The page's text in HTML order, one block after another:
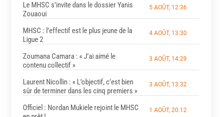
Le MHSC s’invite dans le dossier Yanis
Zouaoui
5 AOÛT, 12:36
MHSC : l’effectif est le plus jeune de la
Ligue 2
4 AOÛT, 13:30
Zoumana Camara : « J’ai aimé le
contenu collectif »
3 AOÛT, 14:29
Laurent Nicollin : « L’objectif, c’est bien
sûr de terminer dans les cinq premiers »
3 AOÛT, 13:32
Officiel : Nordan Mukiele rejoint le MHSC
1 AOÛT, 20:12